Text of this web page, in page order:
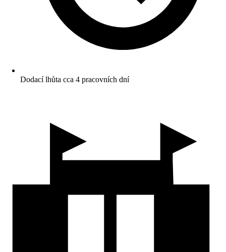
Dodací lhůta cca 4 pracovních dní